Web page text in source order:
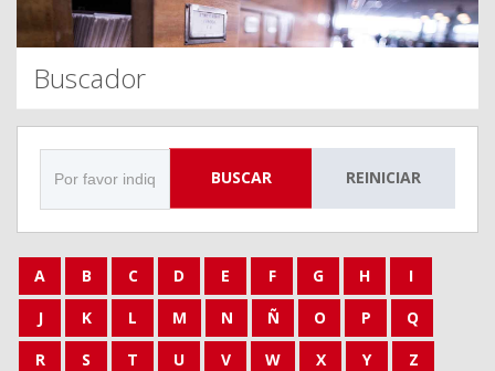
Buscador
BUSCAR REINICIAR
A B C D E F G H
I
J
K L M N Ñ O P
Q
R
S T U V W X Y Z